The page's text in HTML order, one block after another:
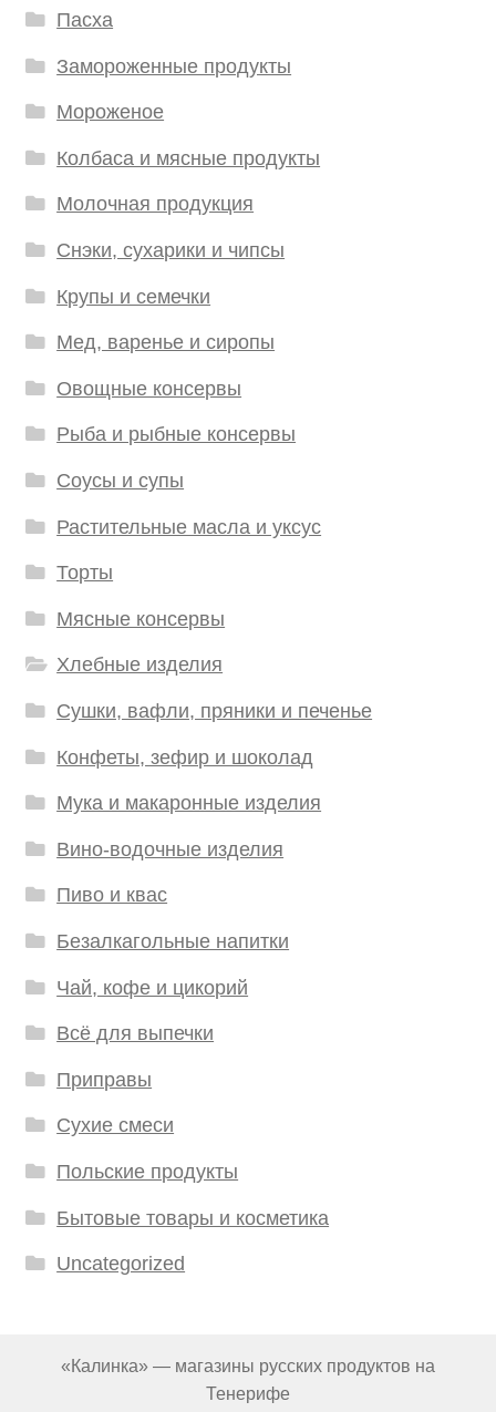
Пасха
Замороженные продукты
Мороженое
Колбаса и мясные продукты
Молочная продукция
Снэки, сухарики и чипсы
Крупы и семечки
Мед, варенье и сиропы
Овощные консервы
Рыба и рыбные консервы
Соусы и супы
Растительные масла и уксус
Торты
Мясные консервы
Хлебные изделия
Сушки, вафли, пряники и печенье
Конфеты, зефир и шоколад
Мука и макаронные изделия
Вино-водочные изделия
Пиво и квас
Безалкагольные напитки
Чай, кофе и цикорий
Всё для выпечки
Приправы
Сухие смеси
Польские продукты
Бытовые товары и косметика
Uncategorized
«Калинка» — магазины русских продуктов на
Тенерифе